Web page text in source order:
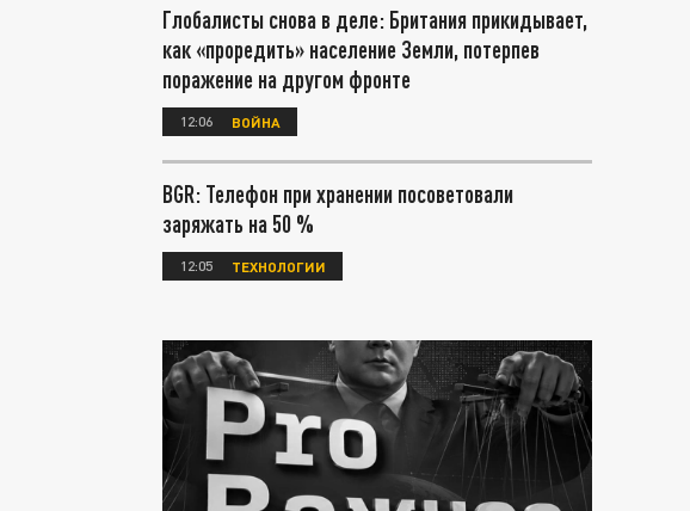
Глобалисты снова в деле: Британия прикидывает,
как «проредить» население Земли, потерпев
поражение на другом фронте
12:06 ВОЙНА
BGR: Телефон при хранении посоветовали
заряжать на 50 %
12:05 ТЕХНОЛОГИИ